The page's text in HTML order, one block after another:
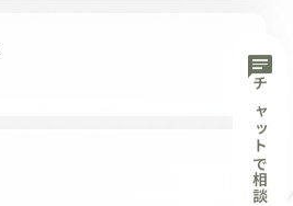
chevron_right
chevron_right
chat
チャットで相談